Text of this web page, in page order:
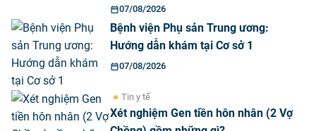
07/08/2026
Bệnh viện Phụ sản Trung ương:
Hướng dẫn khám tại Cơ sở 1
07/08/2026
Tin y tế
Xét nghiệm Gen tiền hôn nhân (2 Vợ